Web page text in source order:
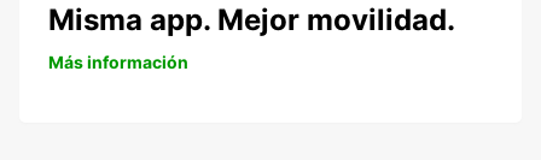
Misma app. Mejor movilidad.
Más información